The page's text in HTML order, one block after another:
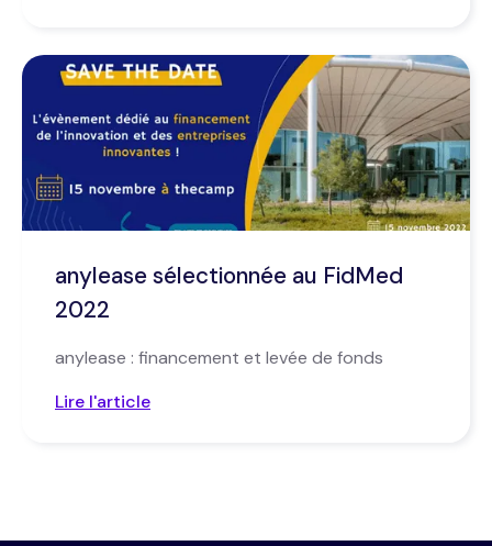
anylease sélectionnée au FidMed
2022
anylease : financement et levée de fonds
Lire l'article